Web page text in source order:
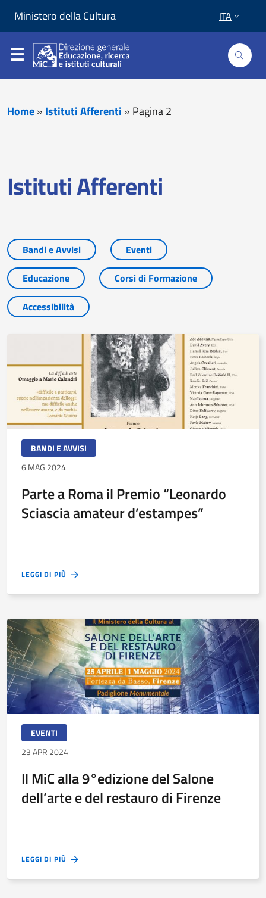
Ministero della Cultura ITA
Home» Istituti Afferenti » Pagina 2
Istituti Afferenti
Bandi e Avvisi
Eventi
Educazione
Corsi di Formazione
Accessibilità
BANDI E AVVISI
6 MAG 2024
Parte a Roma il Premio “Leonardo
Sciascia amateur d’estampes”
LEGGI DI PIÙ
EVENTI
23 APR 2024
Il MiC alla 9°edizione del Salone
dell’arte e del restauro di Firenze
LEGGI DI PIÙ